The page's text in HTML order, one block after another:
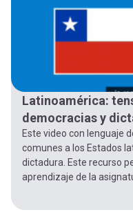
Latinoamérica:
democracias y
Este video con lenguaje
comunes a los Estados
dictadura. Este recurso
aprendizaje de la